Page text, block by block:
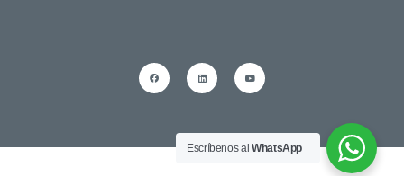
Escríbenos al WhatsApp